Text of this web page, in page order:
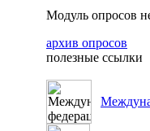
Модуль опросов
архив опросов
полезные ссылки